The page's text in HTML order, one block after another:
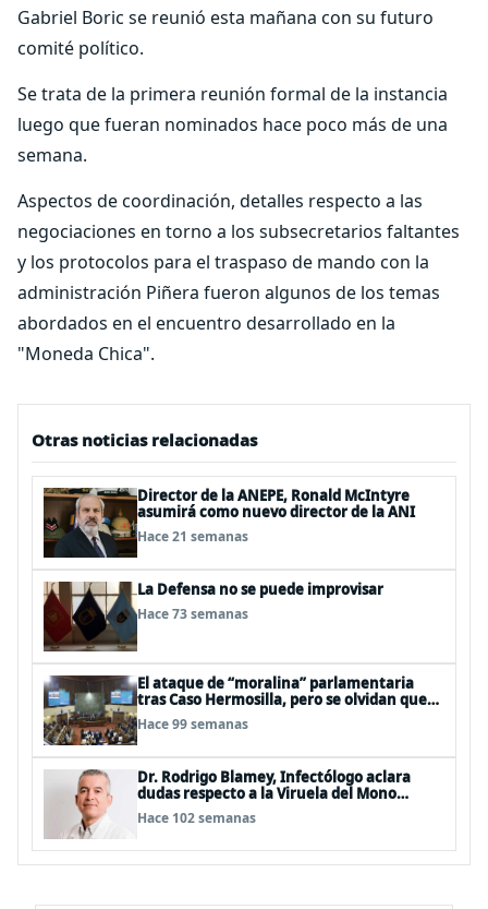
Gabriel Boric se reunió esta mañana con su futuro
comité político.
Se trata de la primera reunión formal de la instancia
luego que fueran nominados hace poco más de una
semana.
Aspectos de coordinación, detalles respecto a las
negociaciones en torno a los subsecretarios faltantes
y los protocolos para el traspaso de mando con la
administración Piñera fueron algunos de los temas
abordados en el encuentro desarrollado en la
"Moneda Chica".
Otras noticias relacionadas
Director de la ANEPE, Ronald McIntyre
asumirá como nuevo director de la ANI
Hace 21 semanas
La Defensa no se puede improvisar
Hace 73 semanas
El ataque de “moralina” parlamentaria
tras Caso Hermosilla, pero se olvidan que
son los peor evaluados
Hace 99 semanas
Dr. Rodrigo Blamey, Infectólogo aclara
dudas respecto a la Viruela del Mono
(MPOX)
Hace 102 semanas